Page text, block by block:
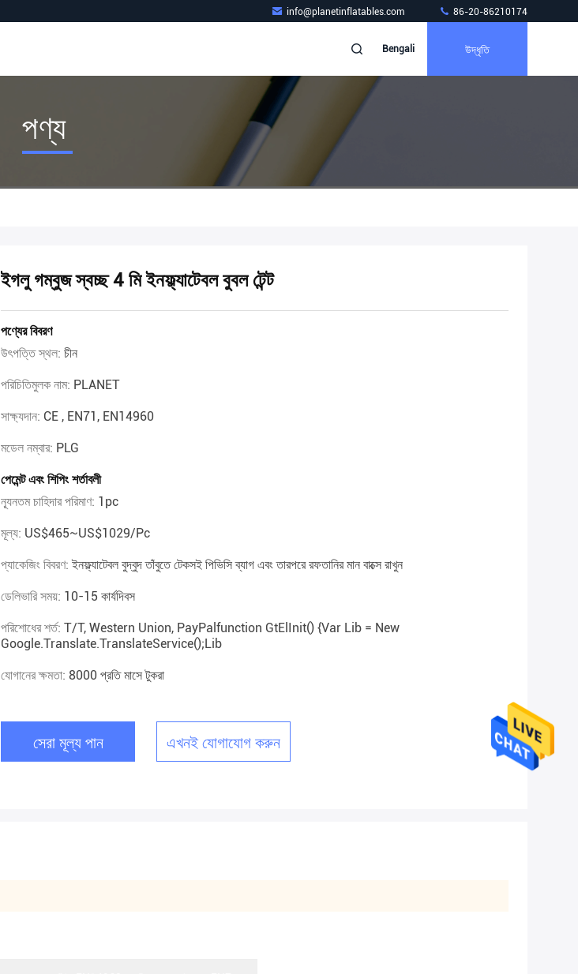
info@planetinflatables.com 86-20-86210174
Bengali উদ্ধৃতি
পণ্য
ইগলু গম্বুজ স্বচ্ছ 4 মি ইনফ্ল্যাটেবল বুবল টেন্ট
পণ্যের বিবরণ
উৎপত্তি স্থল: চীন
পরিচিতিমুলক নাম: PLANET
সাক্ষ্যদান: CE , EN71, EN14960
মডেল নম্বার: PLG
পেমেন্ট এবং শিপিং শর্তাবলী
ন্যূনতম চাহিদার পরিমাণ: 1pc
মূল্য: US$465~US$1029/pc
প্যাকেজিং বিবরণ:ইনফ্ল্যাটেবল বুদ্বুদ তাঁবুতে টেকসই পিভিসি ব্যাগ এবং তারপরে রফতানির মান বাক্সে রাখুন
ডেলিভারি সময়: 10-15 কার্যদিবস
পরিশোধের শর্ত: T/T, Western Union, PayPalfunction GtElInit() {var Lib = New
Google.translate.TranslateService();lib
যোগানের ক্ষমতা: 8000 প্রতি মাসে টুকরা
সেরা মূল্য পান এখনই যোগাযোগ করুন